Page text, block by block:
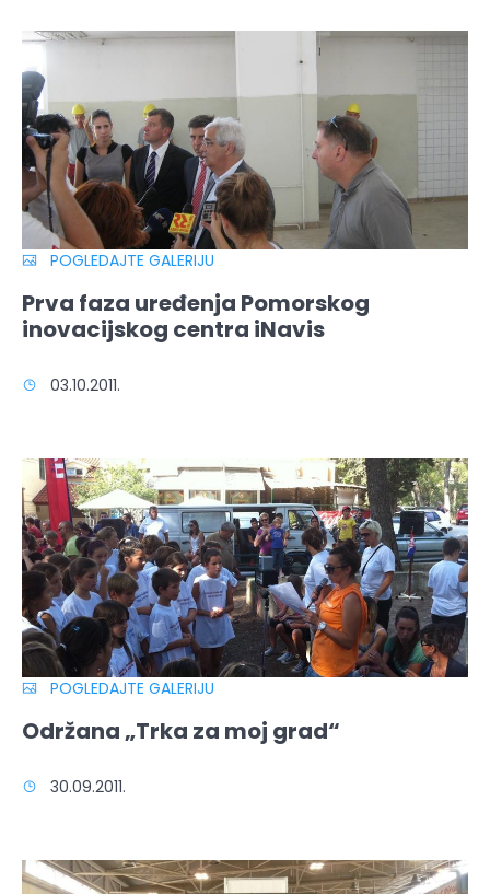
POGLEDAJTE GALERIJU
Prva faza uređenja Pomorskog
inovacijskog centra iNavis
03.10.2011.
POGLEDAJTE GALERIJU
Održana „Trka za moj grad“
30.09.2011.